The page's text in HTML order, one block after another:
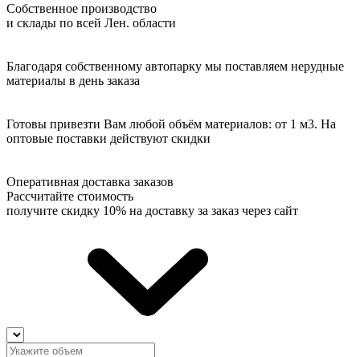
Собственное производство
и склады по всей Лен. области
Благодаря собственному автопарку мы поставляем нерудные
материалы в день заказа
Готовы привезти Вам любой объём материалов: от 1 м3. На
оптовые поставки действуют скидки
Оперативная доставка заказов
Рассчитайте стоимость
получите скидку 10% на доставку за заказ через сайт